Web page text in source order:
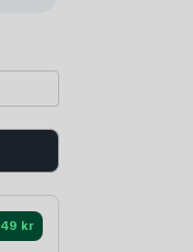
49 kr